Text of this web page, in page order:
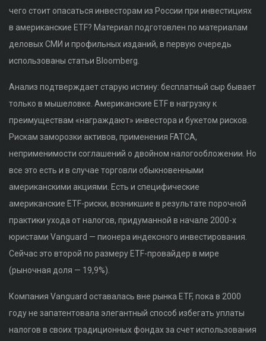
чего стоит опасаться инвесторам из России при инвестициях
в американские ETF? Материал подготовлен по материалам
деловых СМИ и профильных изданий, в первую очередь
использованы статьи Bloomberg.
Анализ подтверждает старую истину: бесплатный сыр бывает
только в мышеловке. Американские ETF в нагрузку к
преимуществам «награждают» инвестора и букетом рисков.
Рискам заморозки активов, применения FATCA,
неприменимости соглашений о двойном налогообложении. Но
все это есть и в случае торговли обыкновенными
американскими акциями. Есть и специфические
американские ETF-риски, возникшие в результате порочной
практики ухода от налогов, придуманной в начале 2000-х
юристами Vanguard — пионера индексного инвестирования.
Сейчас это второй по размеру ETF-провайдер в мире
(рыночная доля — 19,9%).
Компания Vanguard оставалась вне рынка ETF, пока в 2000
году не запатентовала элегантный способ избегать уплаты
налогов в своих традиционных фондах за счет использования